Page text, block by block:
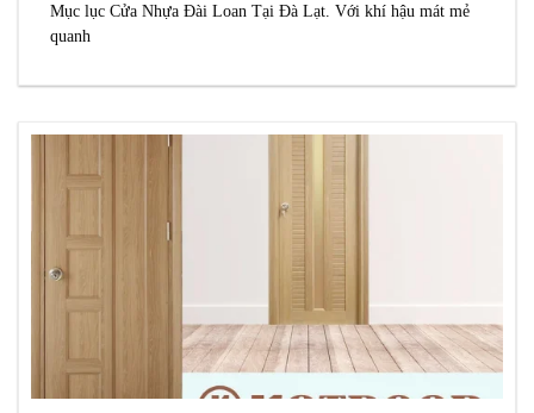
Mục lục Cửa Nhựa Đài Loan Tại Đà Lạt. Với khí hậu mát mẻ
quanh